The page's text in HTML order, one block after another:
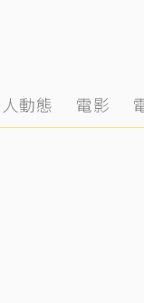
動態 電影